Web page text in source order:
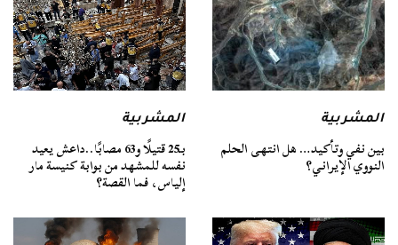
المشربية
بين نفي وتأكيد… هل انتهى الحلم
النووي الإيراني؟
المشربية
بـ25 قتيلًا و63 مصابًا..داعش يعيد
نفسه للمشهد من بوابة كنيسة مار
إلياس، فما القصة؟